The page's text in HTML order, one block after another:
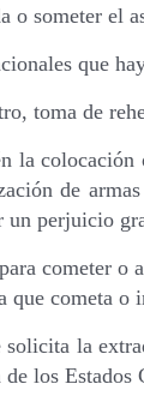
o someter el
que
toma de
la
de
perjuicio
cometer o
que cometa o
la
los Estados